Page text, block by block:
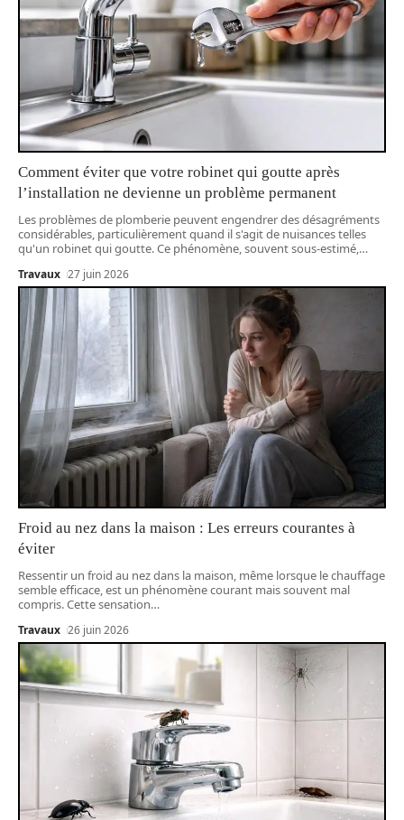
Comment éviter que votre robinet qui goutte après
l’installation ne devienne un problème permanent
Les problèmes de plomberie peuvent engendrer des désagréments
considérables, particulièrement quand il s'agit de nuisances telles
qu'un robinet qui goutte. Ce phénomène, souvent sous-estimé, …
Travaux 27 juin 2026
Froid au nez dans la maison : Les erreurs courantes à
éviter
Ressentir un froid au nez dans la maison, même lorsque le chauffage
semble efficace, est un phénomène courant mais souvent mal
compris. Cette sensation…
Travaux 26 juin 2026